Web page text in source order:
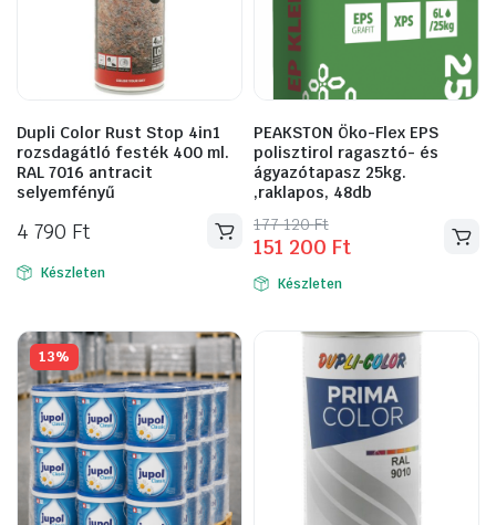
Dupli Color Rust Stop 4in1
rozsdagátló festék 400 ml.
RAL 7016 antracit
selyemfényű
4 790 Ft
Készleten
PEAKSTON Öko-Flex EPS
polisztirol ragasztó- és
ágyazótapasz 25kg.
,raklapos, 48db
177 120Ft
Original
price
was:
120 Ft.
151 200 Ft
Current
price
is:
200 Ft.
Készleten
13%